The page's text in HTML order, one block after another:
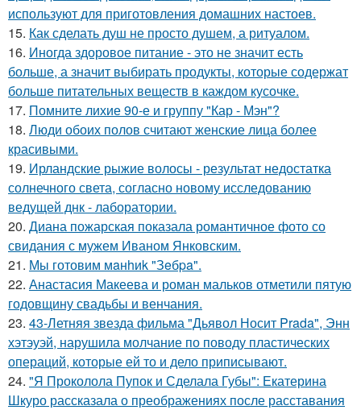
используют для приготовления домашних настоев.
15. Как сделать душ не просто душем, а ритуалом.
16. Иногда здоровое питание - это не значит есть
больше, а значит выбирать продукты, которые содержат
больше питательных веществ в каждом кусочке.
17. Помните лихие 90-е и группу "Кар - Мэн"?
18. Люди обоих полов считают женские лица более
красивыми.
19. Ирландские рыжие волосы - результат недостатка
солнечного света, согласно новому исследованию
ведущей днк - лаборатории.
20. Диана пожарская показала романтичное фото со
свидания с мужем Иваном Янковским.
21. Мы готовим мaнhиk "Зeбpa".
22. Анастасия Макеева и роман мальков отметили пятую
годовщину свадьбы и венчания.
23. 43-Летняя звезда фильма "Дьявол Носит Prada", Энн
хэтэуэй, нарушила молчание по поводу пластических
операций, которые ей то и дело приписывают.
24. "Я Проколола Пупок и Сделала Губы": Екатерина
Шкуро рассказала о преображениях после расставания